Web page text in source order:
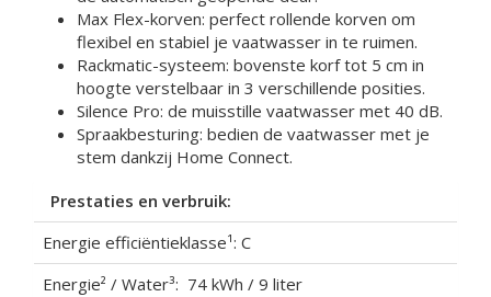
Max Flex-korven: perfect rollende korven om
flexibel en stabiel je vaatwasser in te ruimen.
Rackmatic-systeem: bovenste korf tot 5 cm in
hoogte verstelbaar in 3 verschillende posities.
Silence Pro: de muisstille vaatwasser met 40 dB.
Spraakbesturing: bedien de vaatwasser met je
stem dankzij Home Connect.
Prestaties en verbruik:
Energie efficiëntieklasse¹: C
Energie² / Water³: 74 kWh / 9 liter